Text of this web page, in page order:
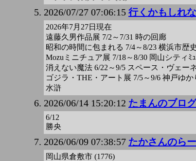
2026/07/27 07:06:15 行くかもしれ
2026年7月27日現在
遠藤久男作品展 7/2～7/31 時の回廊
昭和の時間に包まれる 7/4～8/23 横浜市歴
Mozuミニチュア展 7/18～8/30 岡山シティ
消えない魔法 6/22～9/5 スペース・ヴェー
ゴジラ・THE・アート展 7/5～9/6 神戸ゆ
水滸
2026/06/14 15:20:12 たまんのブログ
6/12
勝央
2026/06/09 07:38:57 たかさんのら
岡山県倉敷市 (1776)